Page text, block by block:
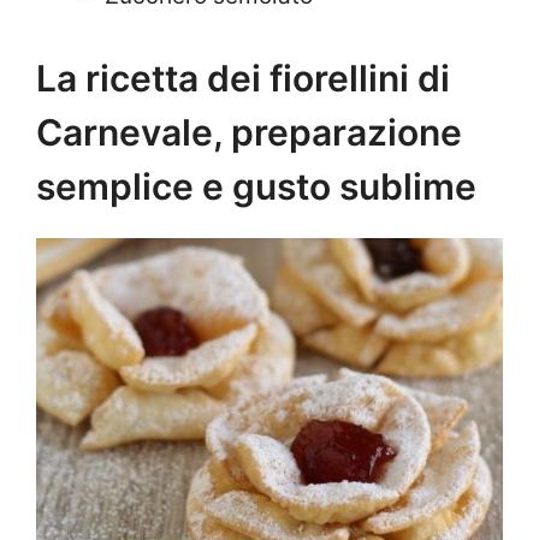
La ricetta dei fiorellini di
Carnevale, preparazione
semplice e gusto sublime